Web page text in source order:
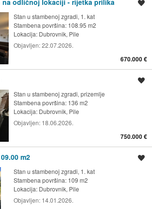
na odličnoj lokaciji - rijetka prilika
Stan u stambenoj zgradi, 1. kat
Stambena površina: 108.95 m2
Lokacija: Dubrovnik, Pile
Objavljen:22.07.2026.
670.000 €
Stan u stambenoj zgradi, prizemlje
Stambena površina: 136 m2
Lokacija: Dubrovnik, Pile
Objavljen: 18.06.2026.
750.000 €
m2
Stan u stambenoj zgradi, 1. kat
Stambena površina: 109 m2
Lokacija: Dubrovnik, Pile
Objavljen: 14.01.2026.